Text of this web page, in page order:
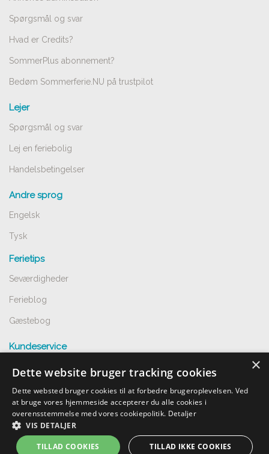
Spørgsmål og svar
Hvad er Credits?
SommerPlus abonnement?
Bedøm Sommerferie.NU på trustpilot
Lejer
Spørgsmål og svar
Lej en feriebolig
Handelsbetingelser
Andre sprog
Engelsk
Tysk
Ferietips
Seværdigheder
Ferieblog
Gæstebog
Kundeservice
Spørgsmål og svar
Opret annnoce
Handelsbetingelser
Undgå snyd
×
Dette website bruger tracking cookies
Dette websted bruger cookies til at forbedre brugeroplevelsen. Ved
at bruge vores hjemmeside accepterer du alle cookies i
overensstemmelse med vores cookiepolitik. Detaljer
VIS DETALJER
TILLAD COOKIES TILLAD IKKE COOKIES